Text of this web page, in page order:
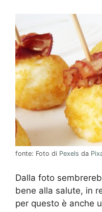
fonte: Foto di Pexels da
Dalla foto
bene alla salute, in
per questo è anche